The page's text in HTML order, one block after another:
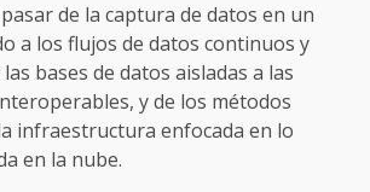
de la captura de datos en un
a los flujos de datos continuos y
bases de datos aisladas a las
y de los métodos
infraestructura enfocada en lo
en la nube.